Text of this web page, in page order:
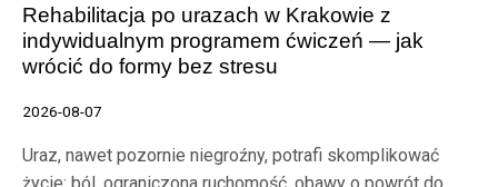
Rehabilitacja po urazach w Krakowie z
indywidualnym programem ćwiczeń — jak
wrócić do formy bez stresu
2026-08-07
Uraz, nawet pozornie niegroźny, potrafi skomplikować